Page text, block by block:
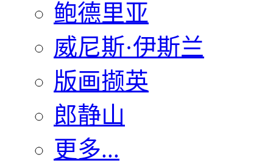
鲍德里亚
威尼斯·伊斯兰
版画撷英
郎静山
更多...